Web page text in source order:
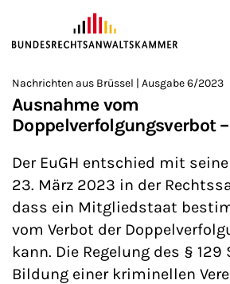
ZUM HAUPTINHALT SPRINGEN
Sie befinden sich hier:
>
Startseite
>
Newsroom
>
Newsletter
>
Nachrichten aus Brüssel | Ausgabe 6/2023
Ausnahme vom
Doppelverfolgungsverbot –
Der EuGH entschied mit
23. März 2023 in der
dass ein Mitgliedstaat
vom Verbot der
kann. Die Regelung des § 129
Bildung einer kriminellen